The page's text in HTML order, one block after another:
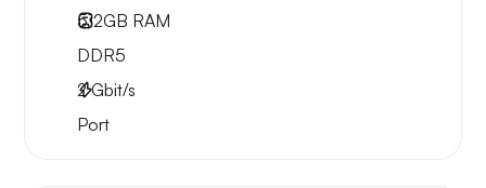
512GB RAM
DDR5
2Gbit/s
Port